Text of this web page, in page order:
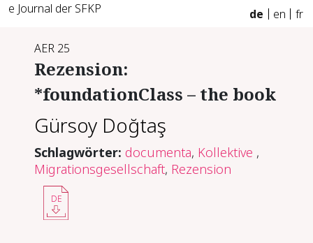
e Journal der SFKP de en fr
AER 25
Rezension:
*foundationClass – the book
Gürsoy Doğtaş
Schlagwörter: documenta, Kollektive ,
Migrationsgesellschaft, Rezension
DE